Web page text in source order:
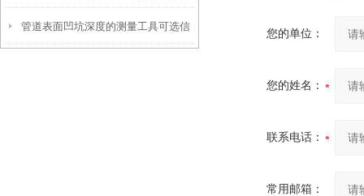
参数！
管道表面凹坑深度的测量工具可选信
您的单位：
您的姓名：
联系电话：
常用邮箱：